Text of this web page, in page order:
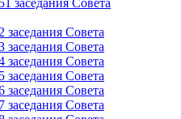
заседания Совета
Совета
Совета
Совета
Совета
Совета
Совета